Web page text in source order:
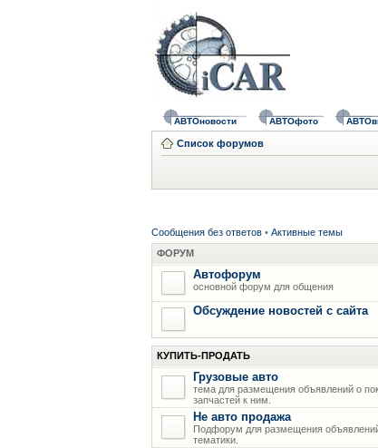
АВТОновости АВТОфото
Список форумов
Сообщения без ответов • Активные темы
ФОРУМ
Автофорум
основной форум для общения
Обсуждение новостей с сайта
КУПИТЬ-ПРОДАТЬ
Грузовые авто
тема для размещения объявлений о
запчастей к ним.
Не авто продажа
Подфорум для размещения
тематики.